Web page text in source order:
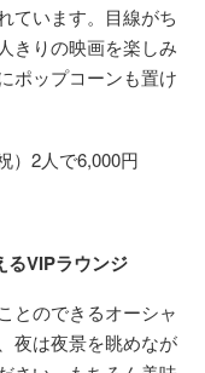
ています。目線がち
きりの映画を楽しみ
ポップコーンも置け
）2人で6,000円
るVIPラウンジ
とのできるオーシャ
夜は夜景を眺めなが